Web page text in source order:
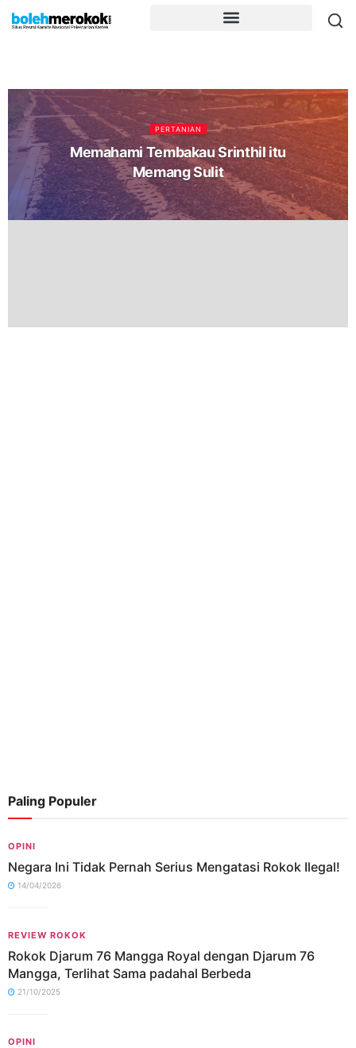
PERTANIAN
Memahami Tembakau Srinthil itu
Memang Sulit
Paling Populer
OPINI
Negara Ini Tidak Pernah Serius Mengatasi Rokok Ilegal!
14/04/2026
REVIEW ROKOK
Rokok Djarum 76 Mangga Royal dengan Djarum 76
Mangga, Terlihat Sama padahal Berbeda
21/10/2025
OPINI